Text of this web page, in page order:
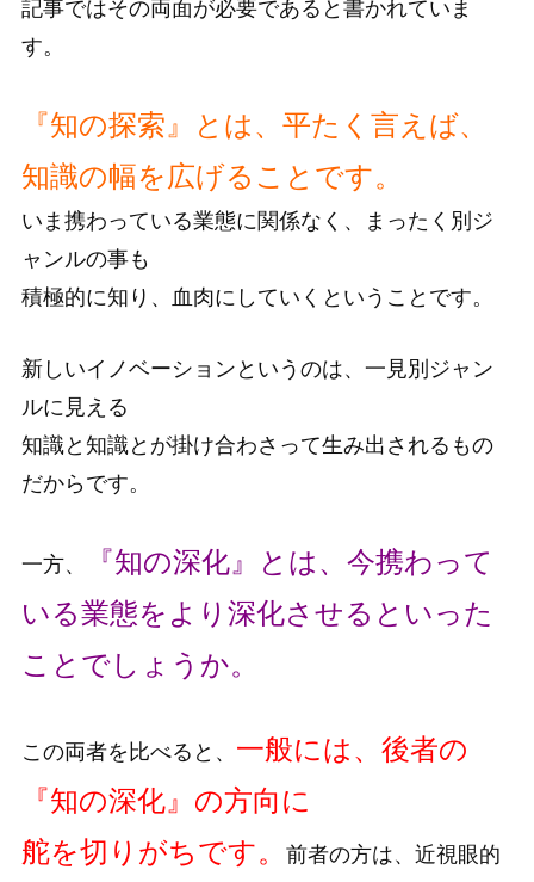
記事ではその両面が必要であると書かれていま
す。
『知の探索』とは、平たく言えば、
知識の幅を広げることです。
いま携わっている業態に関係なく、まったく別ジ
ャンルの事も
積極的に知り、血肉にしていくということです。
新しいイノベーションというのは、一見別ジャン
ルに見える
知識と知識とが掛け合わさって生み出されるもの
だからです。
一方、
『知の深化』とは、今携わって
いる業態をより深化させる といった
ことでしょうか。
この両者を比べると、 一般には、後者の
『知の深化』の方向に
舵を切りがちです。
前者の方は、近視眼的